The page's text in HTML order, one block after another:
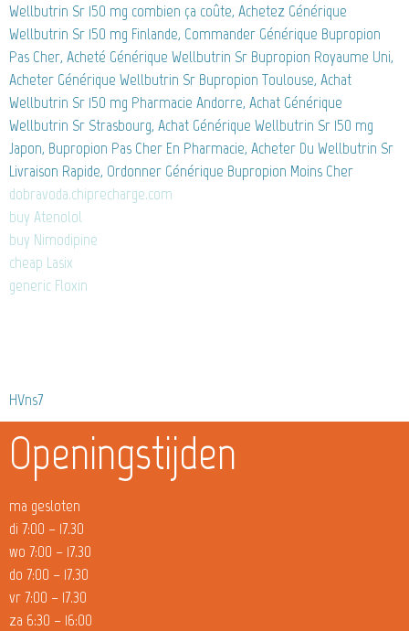
Wellbutrin Sr 150 mg combien ça coûte, Achetez Générique
Wellbutrin Sr 150 mg Finlande, Commander Générique Bupropion
Pas Cher, Acheté Générique Wellbutrin Sr Bupropion Royaume Uni,
Acheter Générique Wellbutrin Sr Bupropion Toulouse, Achat
Wellbutrin Sr 150 mg Pharmacie Andorre, Achat Générique
Wellbutrin Sr Strasbourg, Achat Générique Wellbutrin Sr 150 mg
Japon, Bupropion Pas Cher En Pharmacie, Acheter Du Wellbutrin Sr
Livraison Rapide, Ordonner Générique Bupropion Moins Cher
dobravoda.chiprecharge.com
buy Atenolol
buy Nimodipine
cheap Lasix
generic Floxin
HVns7
Openingstijden
ma gesloten
di 7:00 – 17.30
wo 7:00 – 17.30
do 7:00 – 17.30
vr 7:00 – 17.30
za 6:30 – 16:00